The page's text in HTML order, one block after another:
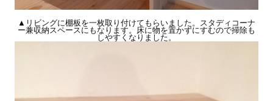
▲リビングに棚板を一枚取り付けてもらいました。スタディコーナ
ー兼収納スペースにもなります。床に物を置かずにすむので掃除も
しやすくなりました。